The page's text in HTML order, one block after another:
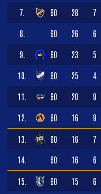
7. 60 28 7
8. 60 26 6
9. 60 23 5
10. 60 25 4
11. 60 20 9
12. 60 16 9
13. 60 16 7
14. 60 16 6
15. 60 15 6